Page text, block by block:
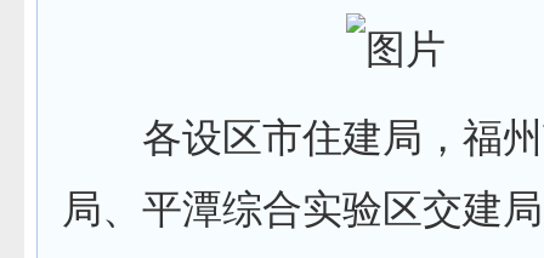
各设区市住建局，福州
局、平潭综合实验区交建